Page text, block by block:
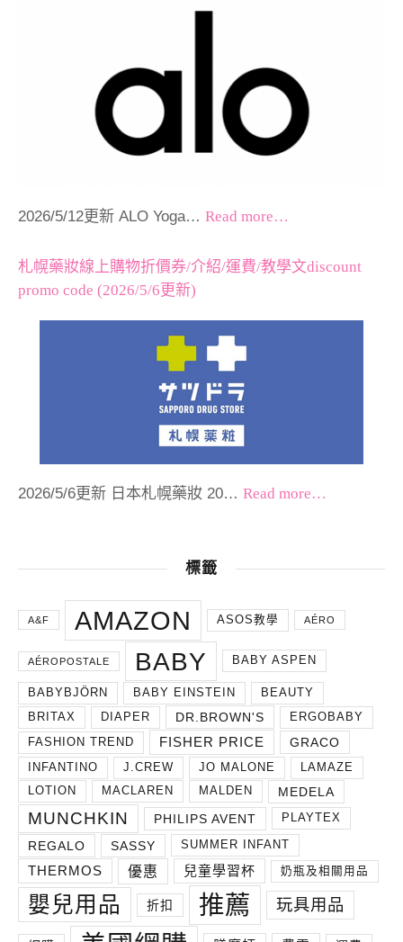
2026/5/12更新 ALO Yoga… Read more…
札幌藥妝線上購物折價券/介紹/運費/教學文discount
promo code (2026/5/6更新)
2026/5/6更新 日本札幌藥妝 20… Read more…
標籤
A&F AMAZON ASOS教學 AÉRO
AÉROPOSTALE BABY BABY ASPEN
BABYBJÖRN BABY EINSTEIN
BEAUTY
BRITAX
DIAPER DR.BROWN'S
ERGOBABY
FASHION TREND
FISHER PRICE GRACO
INFANTINO J.CREW JO MALONE
LAMAZE
LOTION
MACLAREN MALDEN MEDELA
MUNCHKIN PHILIPS AVENT PLAYTEX
REGALO SASSY SUMMER INFANT
THERMOS 優惠 兒童學習杯 奶瓶及相關用品
嬰兒用品 折扣 推薦 玩具用品